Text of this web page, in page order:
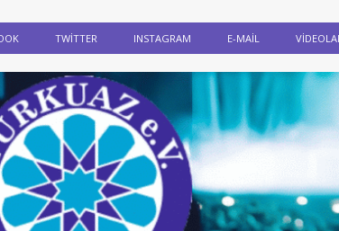
TWITTER INSTAGRAM E-MAIL